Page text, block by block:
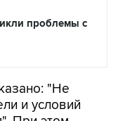
проблемы с
"Не
и условий